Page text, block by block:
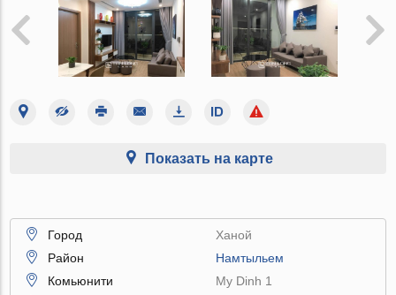
Показать на карте
Город
Ханой
Район
Намтыльем
Комьюнити
My Dinh 1